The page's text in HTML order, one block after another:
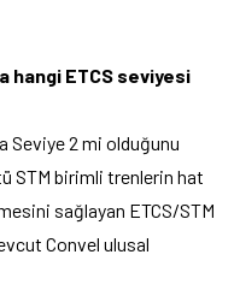
hangi ETCS seviyesi
Seviye 2 mi olduğunu
STM birimli trenlerin hat
sağlayan ETCS/STM
Convel ulusal